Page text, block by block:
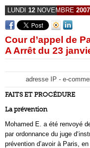
LUNDI 12 NOVEMBRE 2007
Cour d’appel de
A Arrêt du 23
adresse IP - e-
FAITS ET PROCÉDURE
La prévention
Mohamed E. a été renvoyé
par ordonnance du juge
prévention d’avoir à Paris,